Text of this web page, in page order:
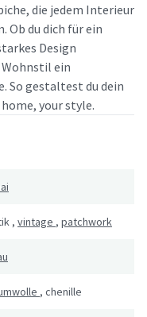
die jedem Interieur
Ob du dich für ein
Design
ein
So gestaltest du dein
your style.
, vintage , patchwork
, chenille